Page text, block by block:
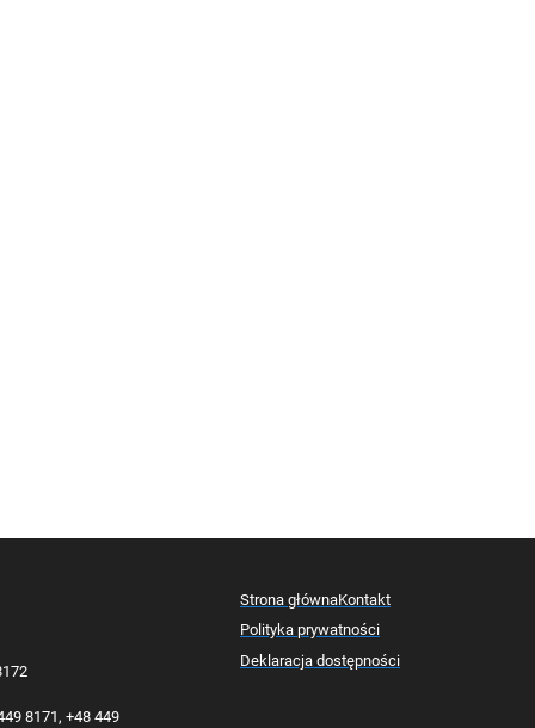
8171, +48 449
Strona głównaKontakt
Polityka prywatności
Deklaracja dostępności